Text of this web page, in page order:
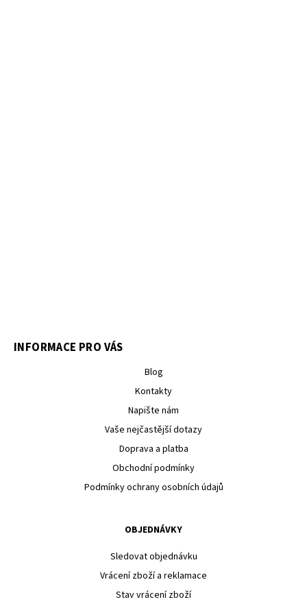
INFORMACE PRO VÁS
Blog
Kontakty
Napište nám
Vaše nejčastější dotazy
Doprava a platba
Obchodní podmínky
Podmínky ochrany osobních údajů
OBJEDNÁVKY
Sledovat objednávku
Vrácení zboží a reklamace
Stav vrácení zboží